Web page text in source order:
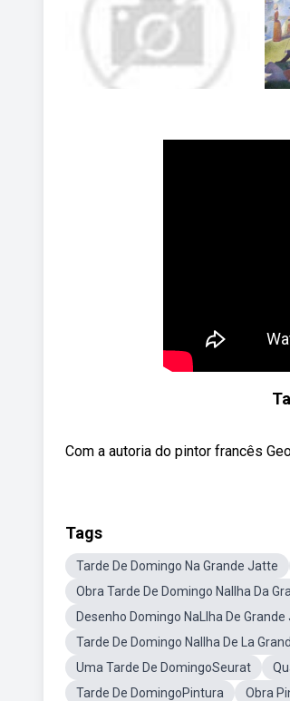
Com a autoria do pintor francês
Tags
Tarde De Domingo Na Grande Jatte
Obra Tarde De Domingo NaIlha Da
Desenho Domingo NaLlha De
Tarde De Domingo NaIlha De La
Uma Tarde De DomingoSeurat
Tarde De DomingoPintura
Obra